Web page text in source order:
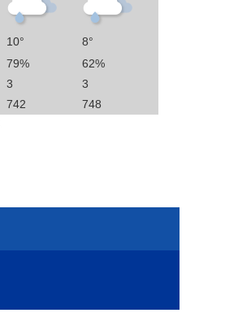
10°
8°
79%
62%
3
3
742
748